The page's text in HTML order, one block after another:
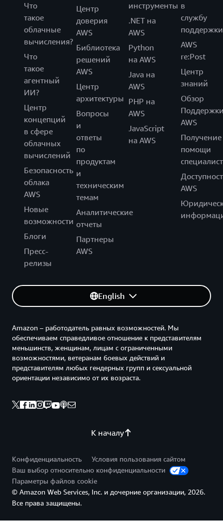
Что
такое
облачные
вычисления?
Что
такое
агентный
ИИ?
Центр
концепций
в сфере
облачных
вычислений
Безопасность
облака
AWS
Новые
возможности
Блоги
Пресс-
релизы
Центр
доверия
AWS
Библиотека
решений
AWS
Центр
архитектуры
Вопросы
и
ответы
по
продуктам
и
техническим
темам
Аналитические
отчеты
Партнеры
AWS
инструменты
.NET на
AWS
Python
на AWS
Java на
AWS
PHP на
AWS
JavaScript
на AWS
в
службу
поддержки
AWS
re:Post
Центр
знаний
Обзор
AWS
Получение
помощи
AWS
English
К началу
Amazon – работодатель равных возможностей. Мы
обеспечиваем справедливое отношение к представителям
меньшинств, женщинам, лицам с ограниченными
возможностями, ветеранам боевых действий и
представителям любых гендерных групп и сексуальной
ориентации независимо от их возраста.
Конфиденциальность
Условия пользования сайтом
Ваш выбор относительно конфиденциальности
Параметры файлов cookie
© Amazon Web Services, Inc. и дочерние организации, 2026.
Все права защищены.